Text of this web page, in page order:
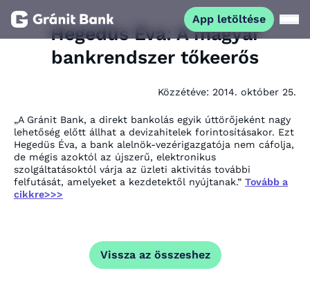
App letöltése
Magánszemélyeknek
Fiataloknak
Befektetőknek
App letöltése
Hegedüs Éva: A magyar
bankrendszer tőkeerős
Közzétéve: 2014. október 25.
„A Gránit Bank, a direkt bankolás egyik úttörőjeként nagy
lehetőség előtt állhat a devizahitelek forintosításakor. Ezt
Hegedüs Éva, a bank alelnök-vezérigazgatója nem cáfolja,
de mégis azoktól az újszerű, elektronikus
szolgáltatásoktól várja az üzleti aktivitás további
felfutását, amelyeket a kezdetektől nyújtanak.” Tovább a
cikkre>>>
Vissza az összeshez